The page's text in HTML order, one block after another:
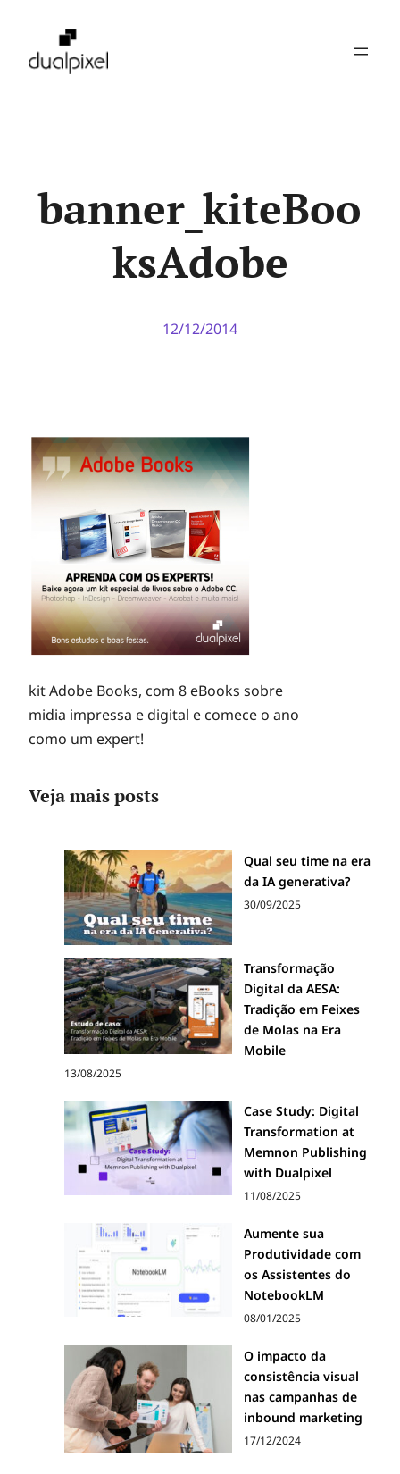
banner_kiteBoo
ksAdobe
12/12/2014
kit Adobe Books, com 8 eBooks sobre
midia impressa e digital e comece o ano
como um expert!
Veja mais posts
Qual seu time na era
da IA generativa?
30/09/2025
Transformação
Digital da AESA:
Tradição em Feixes
de Molas na Era
Mobile
13/08/2025
Case Study: Digital
Transformation at
Memnon Publishing
with Dualpixel
11/08/2025
Aumente sua
Produtividade com
os Assistentes do
NotebookLM
08/01/2025
O impacto da
consistência visual
nas campanhas de
inbound marketing
17/12/2024